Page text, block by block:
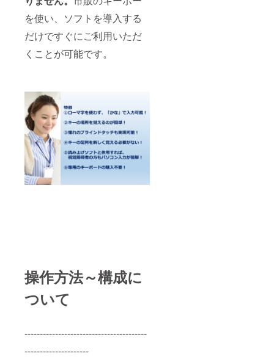
を使い、ソフトを導入する
だけですぐにご利用いただ
くことが可能です。
操作方法～構成に
ついて
----------------------------------------
---------------------